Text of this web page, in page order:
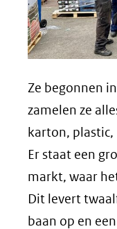
Ze begonnen
zamelen ze
karton, plastic,
Er staat een
markt, waar
Dit levert
baan op en